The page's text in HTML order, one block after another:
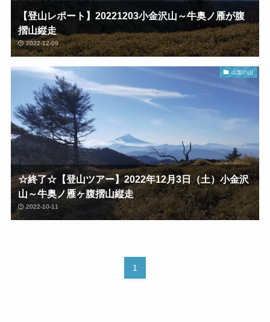
【登山レポート】20221203小金沢山～牛奥ノ雁が腹
摺山縦走
2022-12-09
山梨の山
☆終了☆【登山ツアー】2022年12月3日（土）小金沢
山～牛奥ノ雁ヶ腹摺山縦走
2022-10-11
1